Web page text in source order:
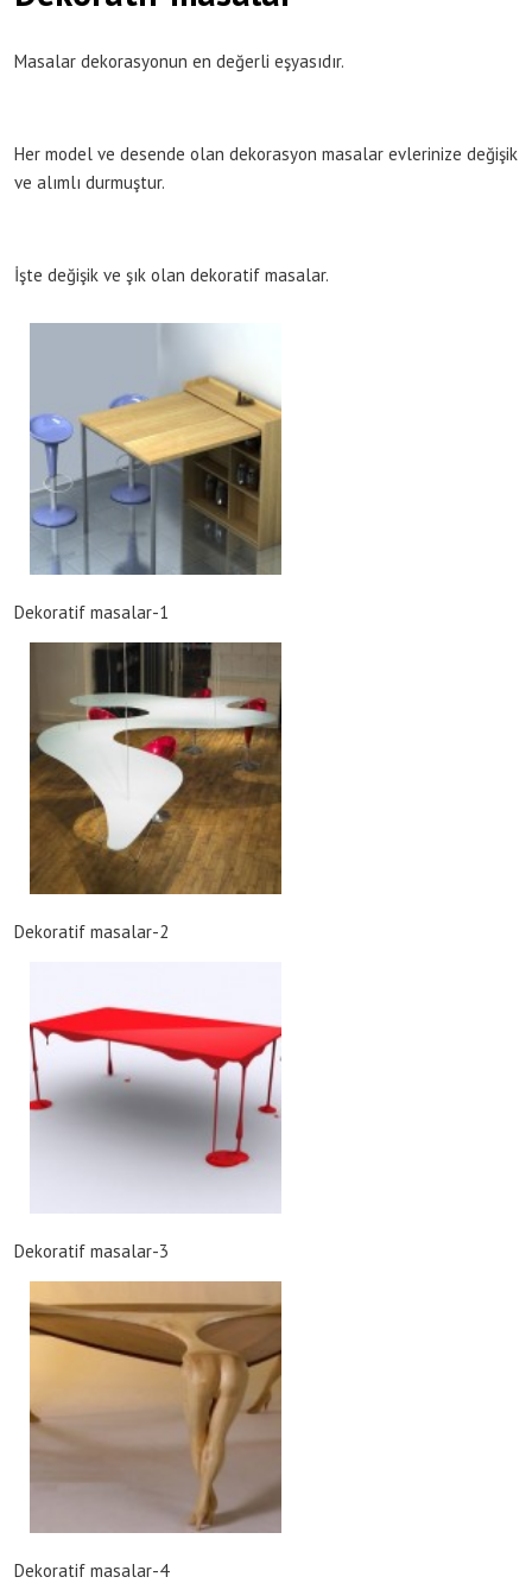
Masalar dekorasyonun en değerli eşyasıdır.
Her model ve desende olan dekorasyon masalar evlerinize değişik
ve alımlı durmuştur.
İşte değişik ve şık olan dekoratif masalar.
Dekoratif masalar-1
Dekoratif masalar-2
Dekoratif masalar-3
Dekoratif masalar-4